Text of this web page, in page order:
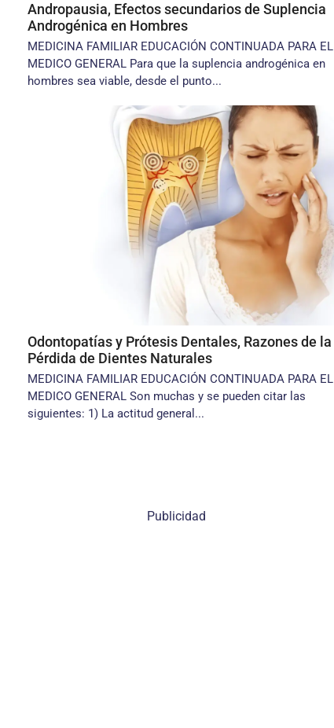
Andropausia, Efectos secundarios de Suplencia
Androgénica en Hombres
MEDICINA FAMILIAR EDUCACIÓN CONTINUADA PARA EL
MEDICO GENERAL Para que la suplencia androgénica en
hombres sea viable, desde el punto...
Odontopatías y Prótesis Dentales, Razones de la
Pérdida de Dientes Naturales
MEDICINA FAMILIAR EDUCACIÓN CONTINUADA PARA EL
MEDICO GENERAL Son muchas y se pueden citar las
siguientes: 1) La actitud general...
Publicidad